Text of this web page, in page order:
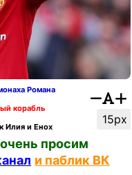
15px
Романа
корабль
Илия и Енох
просим
и паблик ВК